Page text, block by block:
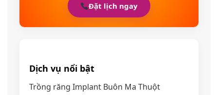
Đặt lịch ngay
Dịch vụ nổi bật
Trồng răng Implant Buôn Ma Thuột